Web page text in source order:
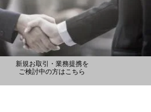
新規お取引・業務提携を
ご検討中の方はこちら